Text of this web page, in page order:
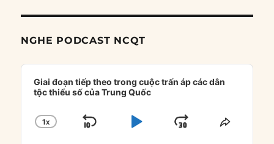
NGHE PODCAST NCQT
Audio
Player
Giai đoạn tiếp theo trong cuộc trấn áp các dân
tộc thiểu số của Trung Quốc
CHANGE
1X
SKIP
PLAYJUMPSHARE